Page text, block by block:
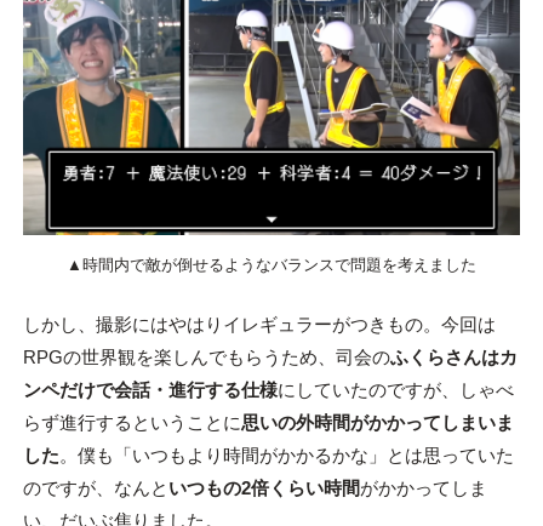
▲時間内で敵が倒せるようなバランスで問題を考えました
しかし、撮影にはやはりイレギュラーがつきもの。今回は
RPGの世界観を楽しんでもらうため、司会のふくらさんはカ
ンペだけで会話・進行する仕様にしていたのですが、しゃべ
らず進行するということに思いの外時間がかかってしまいま
した。僕も「いつもより時間がかかるかな」とは思っていた
のですが、なんと いつもの2倍くらい時間がかかってしま
い、だいぶ焦りました。